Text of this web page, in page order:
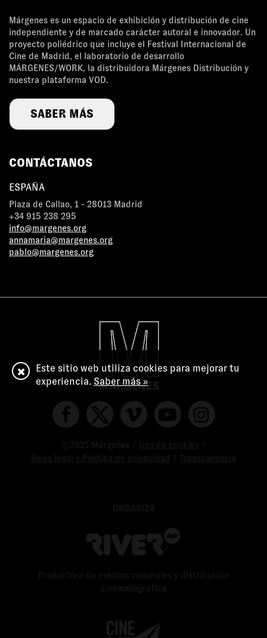
Márgenes es un espacio de exhibición y distribución de cine
independiente y de marcado carácter autoral e innovador. Un
proyecto poliédrico que incluye el Festival Internacional de
Cine de Madrid, el laboratorio de desarrollo
MÁRGENES/WORK, la distribuidora Márgenes Distribución y
nuestra plataforma VOD.
SABER MÁS
CONTÁCTANOS
ESPAÑA
Plaza de Callao, 1 - 28013 Madrid
+34 915 238 295
info@margenes.org
annamaria@margenes.org
pablo@margenes.org
©2021 Márgenes / Uso de cookies
Aviso legal y Política de privacidad
Transparencia
ORGANIZA
Productora de eventos culturales y distribución
cinematográfica
Este sitio web utiliza cookies para mejorar tu
experiencia. Saber más »